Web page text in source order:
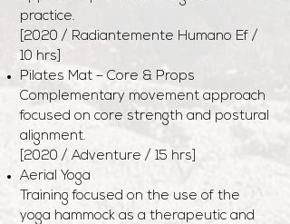
practice.
[2020 / Radiantemente Humano Ef /
10 hrs]
Pilates Mat – Core & Props
Complementary movement approach
focused on core strength and postural
alignment.
[2020 / Adventure / 15 hrs]
Aerial Yoga
Training focused on the use of the
yoga hammock as a therapeutic and